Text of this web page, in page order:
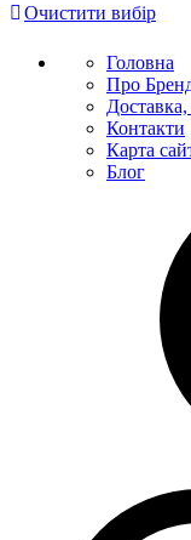
Очистити вибір
Головна
Про
Доставка,
Контакти
Карта
Блог